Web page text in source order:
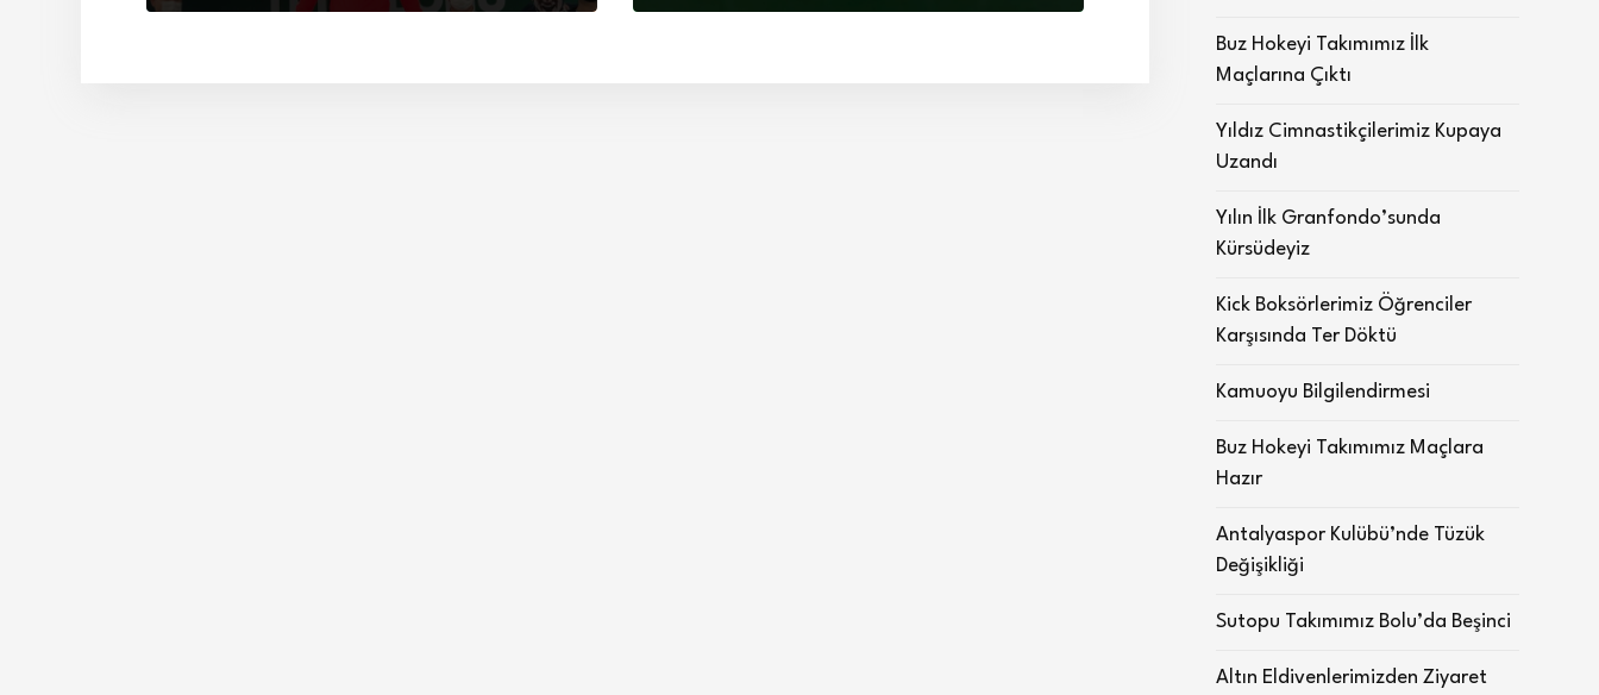
Buz Hokeyi Takımımız İlk
Maçlarına Çıktı
Yıldız Cimnastikçilerimiz Kupaya
Uzandı
Yılın İlk Granfondo’sunda
Kürsüdeyiz
Kick Boksörlerimiz Öğrenciler
Karşısında Ter Döktü
Kamuoyu Bilgilendirmesi
Buz Hokeyi Takımımız Maçlara
Hazır
Antalyaspor Kulübü’nde Tüzük
Değişikliği
Sutopu Takımımız Bolu’da Beşinci
Altın Eldivenlerimizden Ziyaret